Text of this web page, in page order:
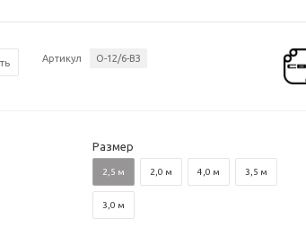
Артикул О-12/6-ВЗ
Размер
2,5 м 2,0 м 4,0 м 3,5 м
3,0 м